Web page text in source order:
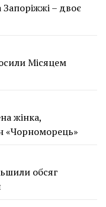
– двоє
Місяцем
жінка,
«Чорноморець»
обсяг